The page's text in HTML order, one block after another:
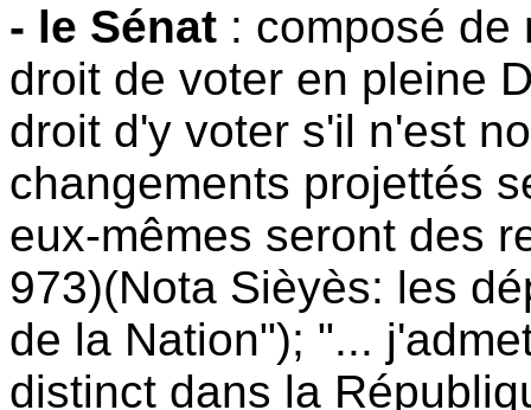
- le Sénat : composé de
droit de voter en pleine
droit d'y voter s'il n'est
changements projettés
eux-mêmes seront des
973)(Nota Sièyès: les
de la Nation"); "...
distinct dans la